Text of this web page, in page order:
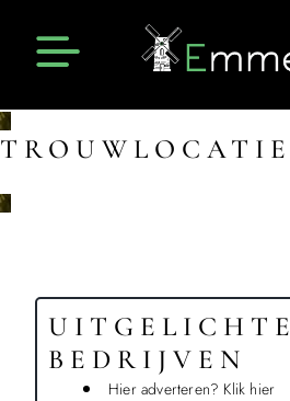
TROUWLOCATIE
UITGELICHTE
BEDRIJVEN
Hier adverteren? Klik hier